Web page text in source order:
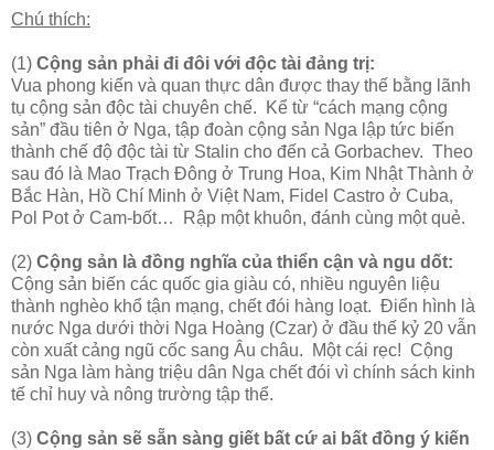
Chú thích:
(1) Cộng sản phải đi đôi với độc tài đảng trị:
Vua phong kiến và quan thực dân được thay thế bằng lãnh
tụ cộng sản độc tài chuyên chế. Kể từ “cách mạng cộng
sản” đầu tiên ở Nga, tập đoàn cộng sản Nga lập tức biến
thành chế độ độc tài từ Stalin cho đến cả Gorbachev. Theo
sau đó là Mao Trạch Đông ở Trung Hoa, Kim Nhật Thành ở
Bắc Hàn, Hồ Chí Minh ở Việt Nam, Fidel Castro ở Cuba,
Pol Pot ở Cam-bốt… Rập một khuôn, đánh cùng một quẻ.
(2) Cộng sản là đồng nghĩa của thiển cận và ngu dốt:
Cộng sản biến các quốc gia giàu có, nhiều nguyên liệu
thành nghèo khổ tận mạng, chết đói hàng loạt. Điển hình là
nước Nga dưới thời Nga Hoàng (Czar) ở đầu thế kỷ 20 vẫn
còn xuất cảng ngũ cốc sang Âu châu. Một cái rẹc! Cộng
sản Nga làm hàng triệu dân Nga chết đói vì chính sách kinh
tế chỉ huy và nông trường tập thể.
(3) Cộng sản sẽ sẵn sàng giết bất cứ ai bất đồng ý kiến